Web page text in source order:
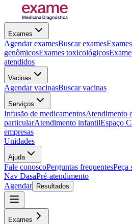
Exames
Agendar examesBuscar exames
genômicosExames toxicológicos
atendidos
Vacinas
Agendar vacinasBuscar vacinas
Serviços
Infusão de medicamentosAtendimento
particularAtendimento infantilEspaço
empresas
Unidades
Ajuda
Fale conoscoPerguntas frequentesPeça
Nav DasaPré-atendimento
Agendar
Resultados
Exames